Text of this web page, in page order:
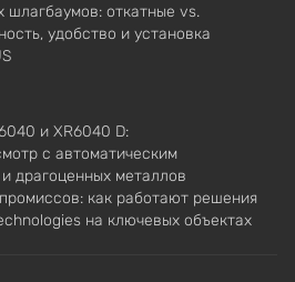
шлагбаумов: откатные vs.
удобство и установка
и XR6040 D:
с автоматическим
драгоценных металлов
как работают решения
на ключевых объектах